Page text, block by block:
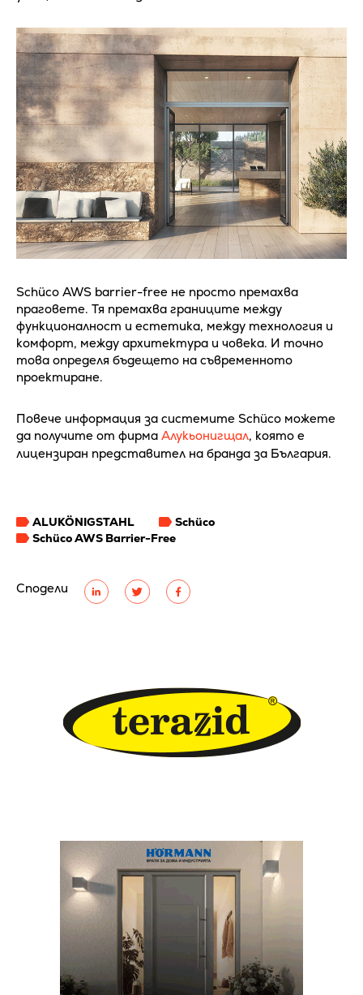
Сподели
Schüco AWS barrier-free не просто премахва
праговете. Тя премахва границите между
функционалност и естетика, между технология и
комфорт, между архитектура и човека. И точно
това определя бъдещето на съвременното
проектиране.
Повече информация за системите Schüco можете
да получите от фирма Алукьонигщал, която е
лицензиран представител на бранда за България.
ALUKÖNIGSTAHL
Schüco
Schüco AWS Barrier-Free